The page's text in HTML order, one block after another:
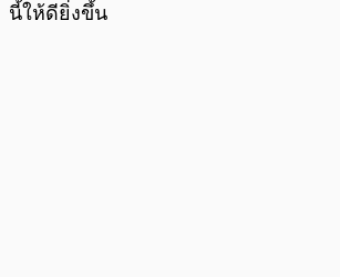
นี้ให้ดียิ่งขึ้น